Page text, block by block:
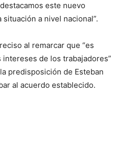
este nuevo
a nivel nacional”.
al remarcar que “es
de los trabajadores”
predisposición de Esteban
al acuerdo establecido.